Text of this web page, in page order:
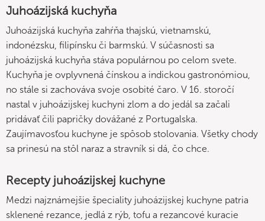
Juhoázijská kuchyňa
Juhoázijská kuchyňa zahŕňa thajskú, vietnamskú,
indonézsku, filipínsku či barmskú. V súčasnosti sa
juhoázijská kuchyňa stáva populárnou po celom svete.
Kuchyňa je ovplyvnená čínskou a indickou gastronómiou,
no stále si zachováva svoje osobité čaro. V 16. storočí
nastal v juhoázijskej kuchyni zlom a do jedál sa začali
pridávať čili papričky dovážané z Portugalska.
Zaujímavosťou kuchyne je spôsob stolovania. Všetky chody
sa prinesú na stôl naraz a stravník si dá, čo chce.
Recepty juhoázijskej kuchyne
Medzi najznámejšie špeciality juhoázijskej kuchyne patria
sklenené rezance, jedlá z rýb, tofu a rezancové kuracie